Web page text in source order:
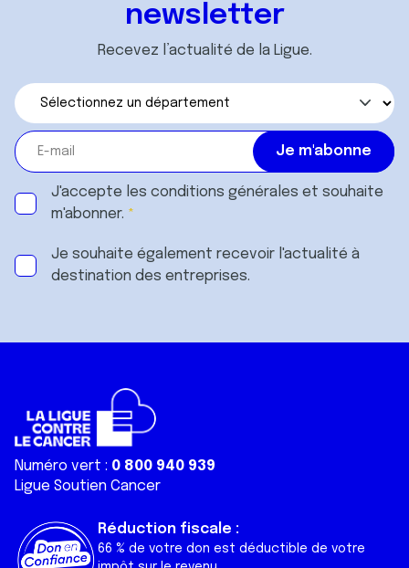
newsletter
Recevez l’actualité de la Ligue.
J'accepte les conditions générales et souhaite
m'abonner.
Je souhaite également recevoir l'actualité à
destination des entreprises.
Numéro vert : 0 800 940 939
Ligue Soutien Cancer
Réduction fiscale :
66 % de votre don est déductible de votre